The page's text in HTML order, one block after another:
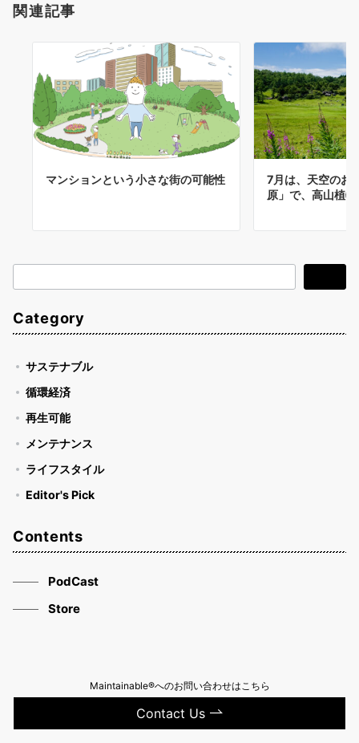
関連記事
マンションという小さな街の可能性
7月は、天空のお
原」で、高山植
索
Category
サステナブル
循環経済
再生可能
メンテナンス
ライフスタイル
Editor's Pick
Contents
PodCast
Store
Maintainable®へのお問い合わせはこちら
Contact Us